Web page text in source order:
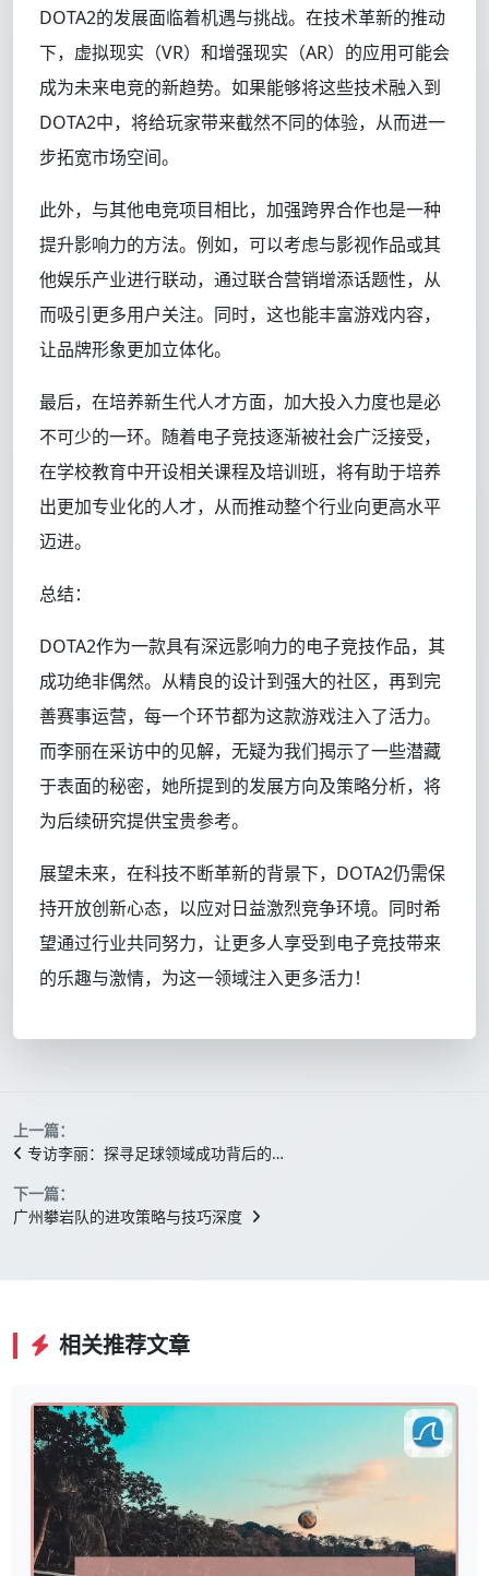
DOTA2的发展面临着机遇与挑战。在技术革新的推动
下，虚拟现实（VR）和增强现实（AR）的应用可能会
成为未来电竞的新趋势。如果能够将这些技术融入到
DOTA2中，将给玩家带来截然不同的体验，从而进一
步拓宽市场空间。
此外，与其他电竞项目相比，加强跨界合作也是一种
提升影响力的方法。例如，可以考虑与影视作品或其
他娱乐产业进行联动，通过联合营销增添话题性，从
而吸引更多用户关注。同时，这也能丰富游戏内容，
让品牌形象更加立体化。
最后，在培养新生代人才方面，加大投入力度也是必
不可少的一环。随着电子竞技逐渐被社会广泛接受，
在学校教育中开设相关课程及培训班，将有助于培养
出更加专业化的人才，从而推动整个行业向更高水平
迈进。
总结：
DOTA2作为一款具有深远影响力的电子竞技作品，其
成功绝非偶然。从精良的设计到强大的社区，再到完
善赛事运营，每一个环节都为这款游戏注入了活力。
而李丽在采访中的见解，无疑为我们揭示了一些潜藏
于表面的秘密，她所提到的发展方向及策略分析，将
为后续研究提供宝贵参考。
展望未来，在科技不断革新的背景下，DOTA2仍需保
持开放创新心态，以应对日益激烈竞争环境。同时希
望通过行业共同努力，让更多人享受到电子竞技带来
的乐趣与激情，为这一领域注入更多活力！
上一篇：
专访李丽：探寻足球领域成功背后的…
下一篇：
广州攀岩队的进攻策略与技巧深度
相关推荐文章